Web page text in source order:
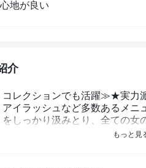
地が良い
介
コレクションでも活躍≫★実力
イラッシュなど多数あるメニ
しっかり汲みとり、全ての女